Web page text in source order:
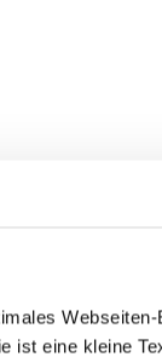
ist eine kleine